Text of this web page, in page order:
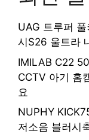
UAG 트루퍼
시S26 울트라
IMILAB C22
CCTV 아기 홈
요
NUPHY
저소음 블러시